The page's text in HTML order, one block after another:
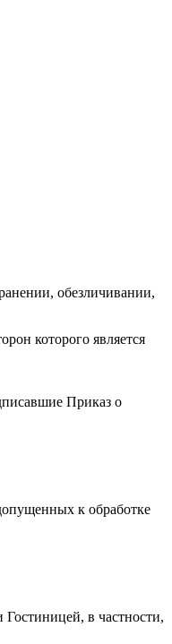
обезличивании,
которого является
Приказ о
к обработке
в частности,